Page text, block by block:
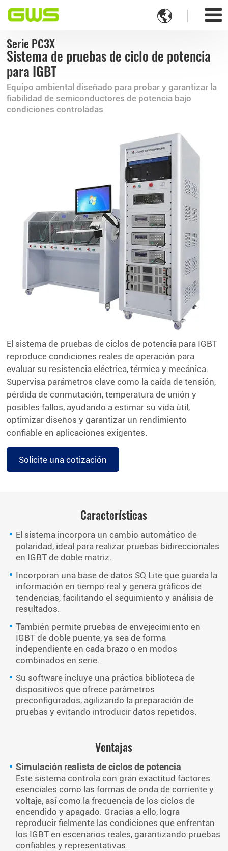

Serie PC3X
Sistema de pruebas de ciclo de potencia
para IGBT
Equipo ambiental diseñado para probar y garantizar la
fiabilidad de semiconductores de potencia bajo
condiciones controladas
El sistema de pruebas de ciclos de potencia para IGBT
reproduce condiciones reales de operación para
evaluar su resistencia eléctrica, térmica y mecánica.
Supervisa parámetros clave como la caída de tensión,
pérdida de conmutación, temperatura de unión y
posibles fallos, ayudando a estimar su vida útil,
optimizar diseños y garantizar un rendimiento
confiable en aplicaciones exigentes.
Solicite una cotización
Características
El sistema incorpora un cambio automático de
polaridad, ideal para realizar pruebas bidireccionales
en IGBT de doble matriz.
Incorporan una base de datos SQ Lite que guarda la
información en tiempo real y genera gráficos de
tendencias, facilitando el seguimiento y análisis de
resultados.
También permite pruebas de envejecimiento en
IGBT de doble puente, ya sea de forma
independiente en cada brazo o en modos
combinados en serie.
Su software incluye una práctica biblioteca de
dispositivos que ofrece parámetros
preconfigurados, agilizando la preparación de
pruebas y evitando introducir datos repetidos.
Ventajas
Simulación realista de ciclos de potencia
Este sistema controla con gran exactitud factores
esenciales como las formas de onda de corriente y
voltaje, así como la frecuencia de los ciclos de
encendido y apagado. Gracias a ello, logra
reproducir fielmente las condiciones que enfrentan
los IGBT en escenarios reales, garantizando pruebas
confiables y representativas.